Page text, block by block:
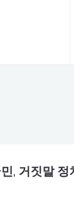
, 거짓말 정